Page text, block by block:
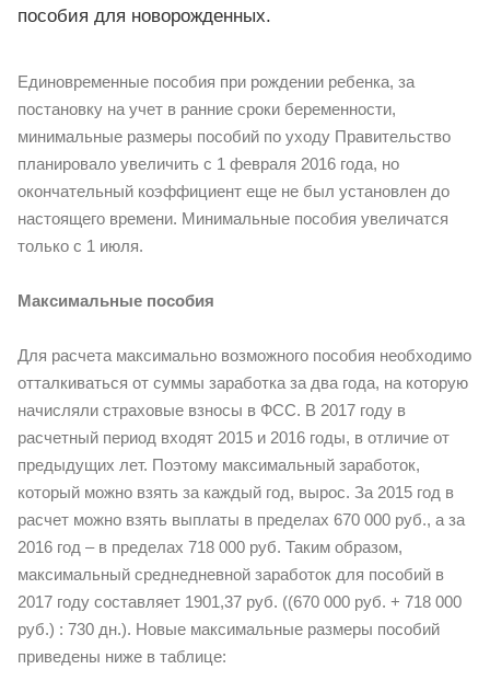
пособия для новорожденных.
Единовременные пособия при рождении ребенка, за
постановку на учет в ранние сроки беременности,
минимальные размеры пособий по уходу Правительство
планировало увеличить с 1 февраля 2016 года, но
окончательный коэффициент еще не был установлен до
настоящего времени. Минимальные пособия увеличатся
только с 1 июля.
Максимальные пособия
Для расчета максимально возможного пособия необходимо
отталкиваться от суммы заработка за два года, на которую
начисляли страховые взносы в ФСС. В 2017 году в
расчетный период входят 2015 и 2016 годы, в отличие от
предыдущих лет. Поэтому максимальный заработок,
который можно взять за каждый год, вырос. За 2015 год в
расчет можно взять выплаты в пределах 670 000 руб., а за
2016 год – в пределах 718 000 руб. Таким образом,
максимальный среднедневной заработок для пособий в
2017 году составляет 1901,37 руб. ((670 000 руб. + 718 000
руб.) : 730 дн.). Новые максимальные размеры пособий
приведены ниже в таблице: